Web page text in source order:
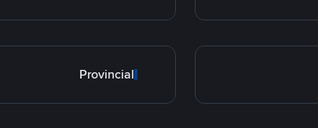
Provincial